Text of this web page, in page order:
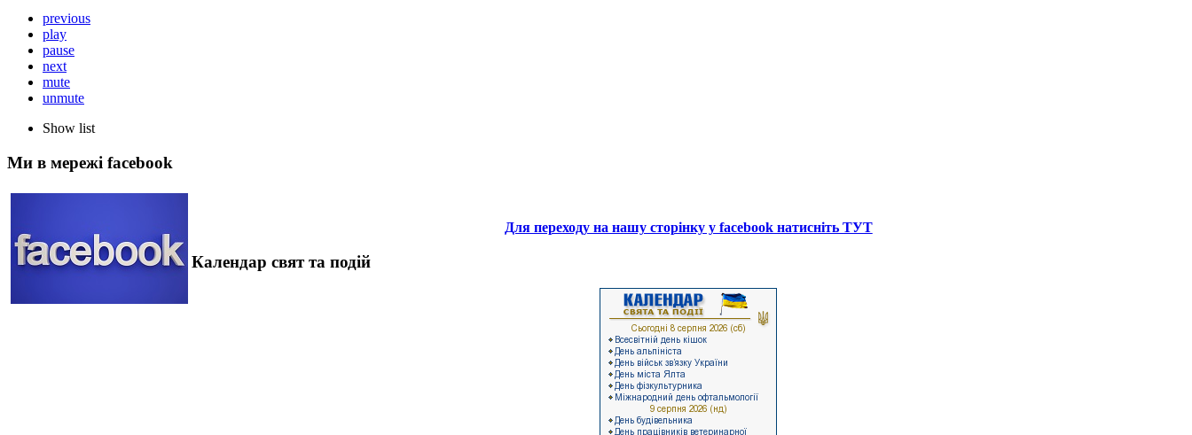
previous
play
pause
next
mute
unmute
Show list
Ми в мережі facebook
Для переходу на нашу сторінку у facebook натисніть ТУТ
Календар свят та подій